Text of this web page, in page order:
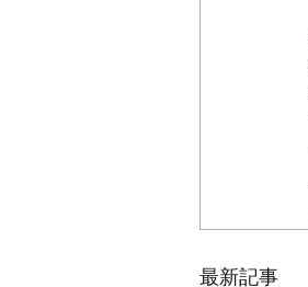
最新記事